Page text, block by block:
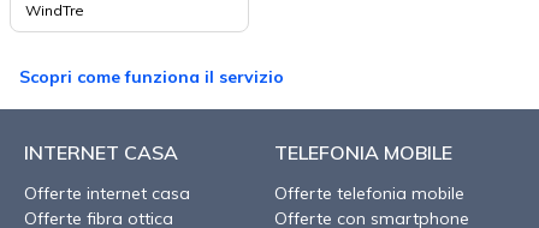
WindTre
Scopri come funziona il servizio
INTERNET CASA
Offerte internet casa
Offerte fibra ottica
TELEFONIA MOBILE
Offerte telefonia mobile
Offerte con smartphone